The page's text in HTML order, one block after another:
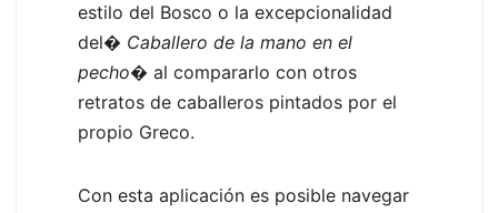
estilo del Bosco o la excepcionalidad
del� Caballero de la mano en el
pecho� al compararlo con otros
retratos de caballeros pintados por el
propio Greco.
Con esta aplicación es posible navegar